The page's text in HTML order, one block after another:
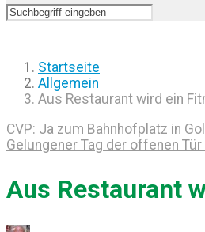
Startseite
Allgemein
Aus Restaurant wird ein
CVP: Ja zum Bahnhofplatz in
Gelungener Tag der offenen
Aus Restaurant